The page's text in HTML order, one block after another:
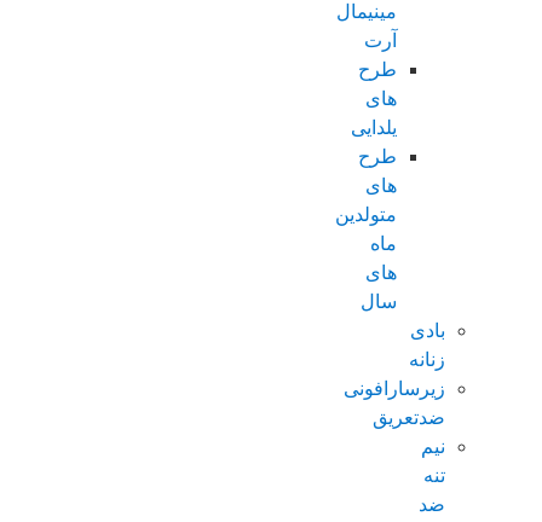
مینیمال
آرت
طرح
های
یلدایی
طرح
های
متولدین
ماه
های
سال
بادی
زنانه
زیرسارافونی
ضدتعریق
نیم
تنه
ضد